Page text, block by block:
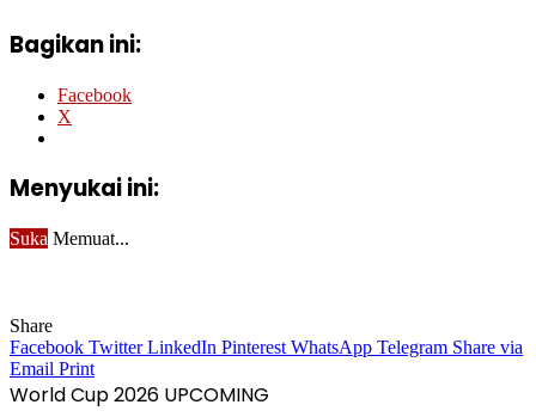
Bagikan ini:
Facebook
X
Menyukai ini:
Suka Memuat...
Share
Facebook Twitter LinkedIn Pinterest WhatsApp Telegram Share via
Email Print
World Cup 2026 UPCOMING